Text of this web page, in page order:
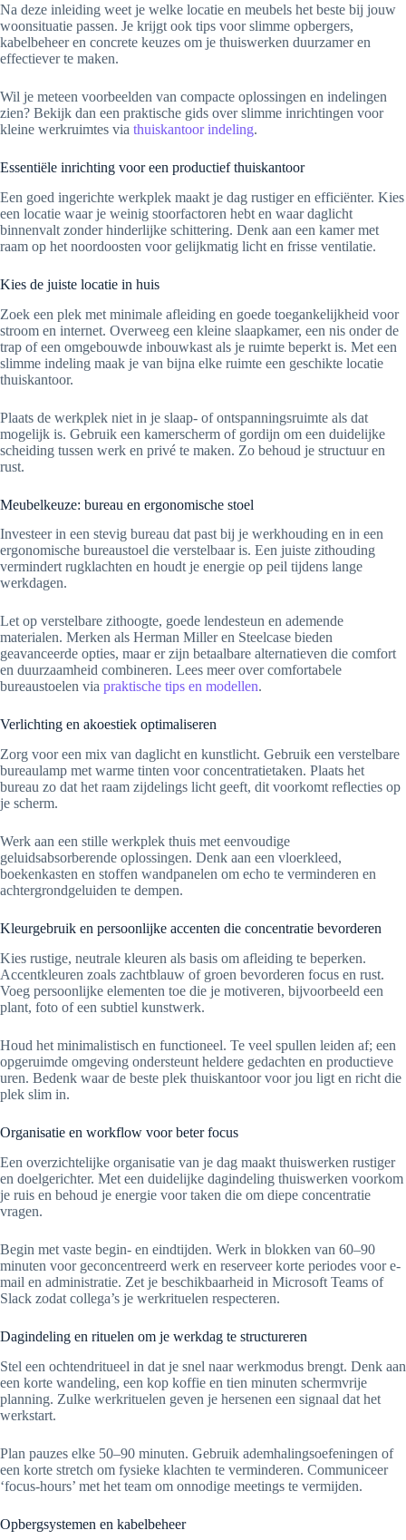
Na deze inleiding weet je welke locatie en meubels het beste bij jouw
woonsituatie passen. Je krijgt ook tips voor slimme opbergers,
kabelbeheer en concrete keuzes om je thuiswerken duurzamer en
effectiever te maken.
Wil je meteen voorbeelden van compacte oplossingen en indelingen
zien? Bekijk dan een praktische gids over slimme inrichtingen voor
kleine werkruimtes via thuiskantoor indeling.
Essentiële inrichting voor een productief thuiskantoor
Een goed ingerichte werkplek maakt je dag rustiger en efficiënter. Kies
een locatie waar je weinig stoorfactoren hebt en waar daglicht
binnenvalt zonder hinderlijke schittering. Denk aan een kamer met
raam op het noordoosten voor gelijkmatig licht en frisse ventilatie.
Kies de juiste locatie in huis
Zoek een plek met minimale afleiding en goede toegankelijkheid voor
stroom en internet. Overweeg een kleine slaapkamer, een nis onder de
trap of een omgebouwde inbouwkast als je ruimte beperkt is. Met een
slimme indeling maak je van bijna elke ruimte een geschikte locatie
thuiskantoor.
Plaats de werkplek niet in je slaap- of ontspanningsruimte als dat
mogelijk is. Gebruik een kamerscherm of gordijn om een duidelijke
scheiding tussen werk en privé te maken. Zo behoud je structuur en
rust.
Meubelkeuze: bureau en ergonomische stoel
Investeer in een stevig bureau dat past bij je werkhouding en in een
ergonomische bureaustoel die verstelbaar is. Een juiste zithouding
vermindert rugklachten en houdt je energie op peil tijdens lange
werkdagen.
Let op verstelbare zithoogte, goede lendesteun en ademende
materialen. Merken als Herman Miller en Steelcase bieden
geavanceerde opties, maar er zijn betaalbare alternatieven die comfort
en duurzaamheid combineren. Lees meer over comfortabele
bureaustoelen via praktische tips en modellen.
Verlichting en akoestiek optimaliseren
Zorg voor een mix van daglicht en kunstlicht. Gebruik een verstelbare
bureaulamp met warme tinten voor concentratietaken. Plaats het
bureau zo dat het raam zijdelings licht geeft, dit voorkomt reflecties op
je scherm.
Werk aan een stille werkplek thuis met eenvoudige
geluidsabsorberende oplossingen. Denk aan een vloerkleed,
boekenkasten en stoffen wandpanelen om echo te verminderen en
achtergrondgeluiden te dempen.
Kleurgebruik en persoonlijke accenten die concentratie bevorderen
Kies rustige, neutrale kleuren als basis om afleiding te beperken.
Accentkleuren zoals zachtblauw of groen bevorderen focus en rust.
Voeg persoonlijke elementen toe die je motiveren, bijvoorbeeld een
plant, foto of een subtiel kunstwerk.
Houd het minimalistisch en functioneel. Te veel spullen leiden af; een
opgeruimde omgeving ondersteunt heldere gedachten en productieve
uren. Bedenk waar de beste plek thuiskantoor voor jou ligt en richt die
plek slim in.
Organisatie en workflow voor beter focus
Een overzichtelijke organisatie van je dag maakt thuiswerken rustiger
en doelgerichter. Met een duidelijke dagindeling thuiswerken voorkom
je ruis en behoud je energie voor taken die om diepe concentratie
vragen.
Begin met vaste begin- en eindtijden. Werk in blokken van 60–90
minuten voor geconcentreerd werk en reserveer korte periodes voor e-
mail en administratie. Zet je beschikbaarheid in Microsoft Teams of
Slack zodat collega’s je werkrituelen respecteren.
Dagindeling en rituelen om je werkdag te structureren
Stel een ochtendritueel in dat je snel naar werkmodus brengt. Denk aan
een korte wandeling, een kop koffie en tien minuten schermvrije
planning. Zulke werkrituelen geven je hersenen een signaal dat het
werkstart.
Plan pauzes elke 50–90 minuten. Gebruik ademhalingsoefeningen of
een korte stretch om fysieke klachten te verminderen. Communiceer
‘focus-hours’ met het team om onnodige meetings te vermijden.
Opbergsystemen en kabelbeheer